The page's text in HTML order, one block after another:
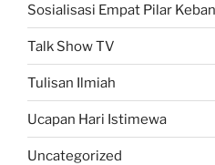
Sosialisasi Empat Pilar
Talk Show TV
Tulisan Ilmiah
Ucapan Hari Istimewa
Uncategorized